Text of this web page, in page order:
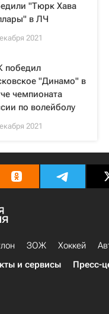
"Тюрк Хава
в ЛЧ
2021
победил
"Динамо" в
чемпионата
по волейболу
2021
ЗОЖ Хоккей
и сервисы Пресс-